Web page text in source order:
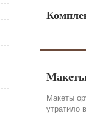
Макеты
Макеты
утратило